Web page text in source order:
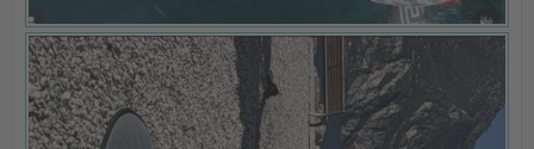
Foildude ist ähnlich schwer wie ich. Ich könnte mit
Mastfuß bei 112 cm niemals fahren, da ich zu viel Druck
am hinteren Bein und ständig touch downs hätte. Fährt
er mit mehr lift am backwing shim, ich glaube nein,